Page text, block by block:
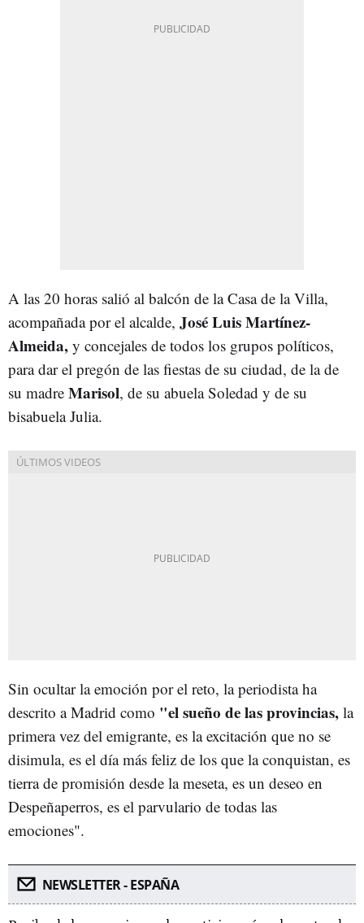
A las 20 horas salió al balcón de la Casa de la Villa,
acompañada por el alcalde, José Luis Martínez-
Almeida, y concejales de todos los grupos políticos,
para dar el pregón de las fiestas de su ciudad, de la de
su madre Marisol, de su abuela Soledad y de su
bisabuela Julia.
Sin ocultar la emoción por el reto, la periodista ha
descrito a Madrid como "el sueño de las provincias, la
primera vez del emigrante, es la excitación que no se
disimula, es el día más feliz de los que la conquistan, es
tierra de promisión desde la meseta, es un deseo en
Despeñaperros, es el parvulario de todas las
emociones".
NEWSLETTER - ESPAÑA